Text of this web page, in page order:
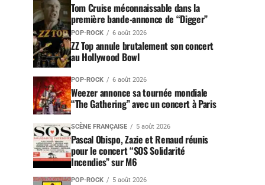
Tom Cruise méconnaissable dans la
première bande-annonce de “Digger”
POP-ROCK 6 août 2026
ZZ Top annule brutalement son concert
au Hollywood Bowl
POP-ROCK 6 août 2026
Weezer annonce sa tournée mondiale
“The Gathering” avec un concert à Paris
SCÈNE FRANÇAISE 5 août 2026
Pascal Obispo, Zazie et Renaud réunis
pour le concert “SOS Solidarité
Incendies” sur M6
POP-ROCK 5 août 2026